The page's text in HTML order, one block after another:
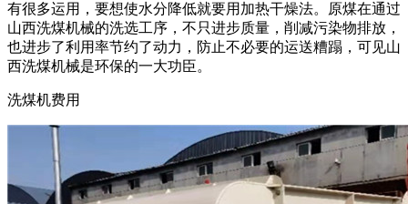
有很多运用，要想使水分降低就要用加热干燥法。原煤在通过
山西洗煤机械的洗选工序，不只进步质量，削减污染物排放，
也进步了利用率节约了动力，防止不必要的运送糟蹋，可见山
西洗煤机械是环保的一大功臣。
洗煤机费用